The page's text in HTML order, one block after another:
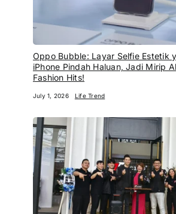
Oppo Bubble: Layar Selfie Estetik
iPhone Pindah Haluan, Jadi Mirip
Fashion Hits!
July 1, 2026 Life Trend